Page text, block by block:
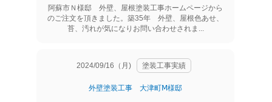
阿蘇市Ｎ様邸 外壁、屋根塗装工事ホームページから
のご注文を頂きました。築35年 外壁、屋根色あせ、
苔、汚れが気になりお問い合わせされま...
2024/09/16（月) 塗装工事実績
外壁塗装工事 大津町Ⅿ様邸